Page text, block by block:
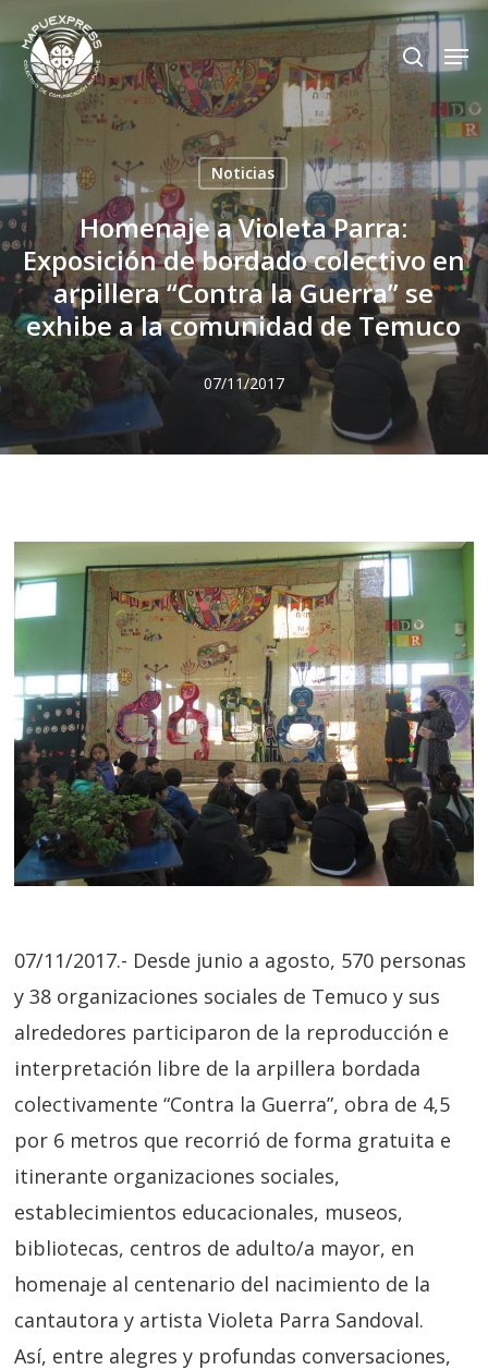
Skip
main
content
search
Noticias
Homenaje a Violeta Parra:
Exposición de bordado colectivo en
arpillera “Contra la Guerra” se
exhibe a la comunidad de Temuco
07/11/2017
07/11/2017.- Desde junio a agosto, 570 personas
y 38 organizaciones sociales de Temuco y sus
alrededores participaron de la reproducción e
interpretación libre de la arpillera bordada
colectivamente “Contra la Guerra”, obra de 4,5
por 6 metros que recorrió de forma gratuita e
itinerante organizaciones sociales,
establecimientos educacionales, museos,
bibliotecas, centros de adulto/a mayor, en
homenaje al centenario del nacimiento de la
cantautora y artista Violeta Parra Sandoval.
Así, entre alegres y profundas conversaciones,
Close
Menu